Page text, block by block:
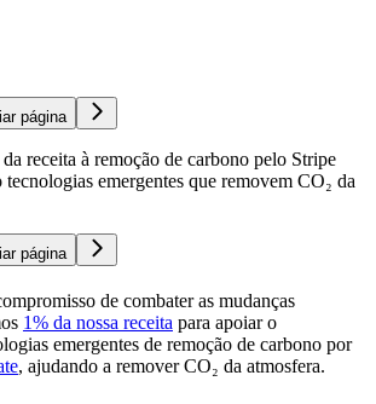
página
receita à remoção de carbono pelo Stripe
emergentes que removem CO₂ da
página
de combater as mudanças
1% da nossa receita para apoiar o
emergentes de remoção de carbono por
, ajudando a remover CO₂ da atmosfera.